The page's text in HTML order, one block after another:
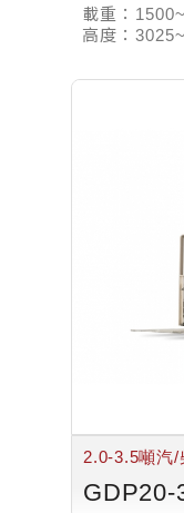
載重：
高度：
2.0-3.5噸汽/
GDP20-